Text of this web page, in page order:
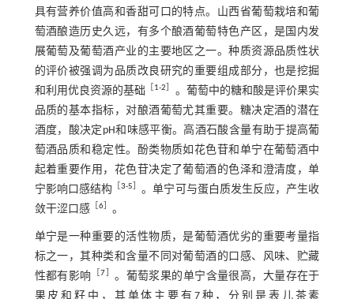
具有营养价值高和香甜可口的特点。山西省葡萄栽培和葡
萄酒酿造历史久远，有多个酿酒葡萄特色产区，是国内发
展葡萄及葡萄酒产业的主要地区之一。种质资源品质性状
的评价被强调为品质改良研究的重要组成部分，也是挖掘
和利用优良资源的基础
1-2
。葡萄中的糖和酸是评价果实
品质的基本指标，对酿酒葡萄尤其重要。糖决定酒的潜在
酒度，酸决定pH和味感平衡。高酒石酸含量有助于提高葡
萄酒品质和稳定性。酚类物质如花色苷和单宁在葡萄酒中
起着重要作用，花色苷决定了葡萄酒的色泽和澄清度，单
宁影响口感结构 ［3-5
。单宁可与蛋白质发生反应，产生收
敛干涩口感［ 6］ 。
单宁是一种重要的活性物质，是葡萄酒优劣的重要考量指
标之一，其种类和含量不同对葡萄酒的口感、风味、贮藏
性都有影响
［7
。葡萄浆果的单宁含量很高，大量存在于
果皮和籽中，其单体主要有7种，分别是表儿茶素